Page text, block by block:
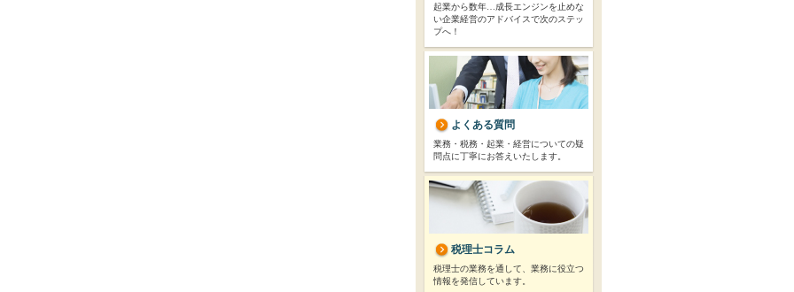
起業から数年…成長エンジンを止めな
い企業経営のアドバイスで次のステッ
プへ！
よくある質問
業務・税務・起業・経営についての疑
問点に丁寧にお答えいたします。
税理士コラム
税理士の業務を通して、業務に役立つ
情報を発信しています。